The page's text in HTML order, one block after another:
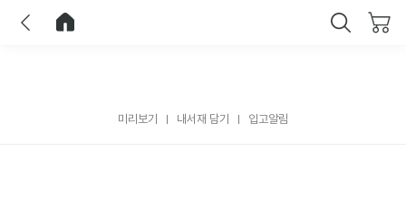
미리보기 내서재 담기 입고알림